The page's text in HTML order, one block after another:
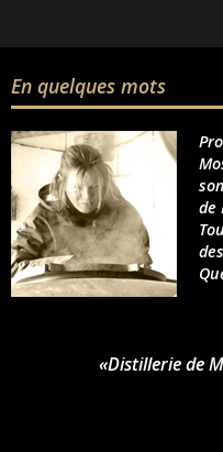
En quelques mots
de
«Distillerie de